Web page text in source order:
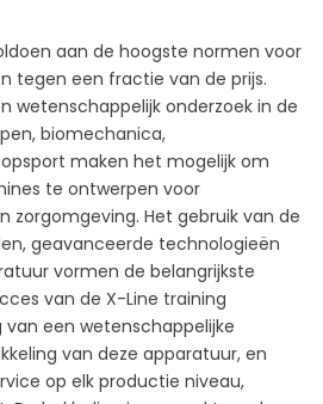
aan de hoogste normen voor
tegen een fractie van de prijs.
wetenschappelijk onderzoek in de
biomechanica,
maken het mogelijk om
te ontwerpen voor
zorgomgeving. Het gebruik van de
geavanceerde technologieën
vormen de belangrijkste
van de X-Line training
van een wetenschappelijke
van deze apparatuur, en
op elk productie niveau,